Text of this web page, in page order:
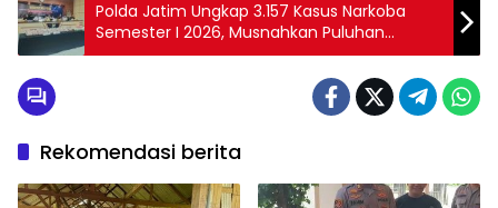
Polda Jatim Ungkap 3.157 Kasus Narkoba
Semester I 2026, Musnahkan Puluhan
Kilogram Sabu dan Ganja
Rekomendasi berita